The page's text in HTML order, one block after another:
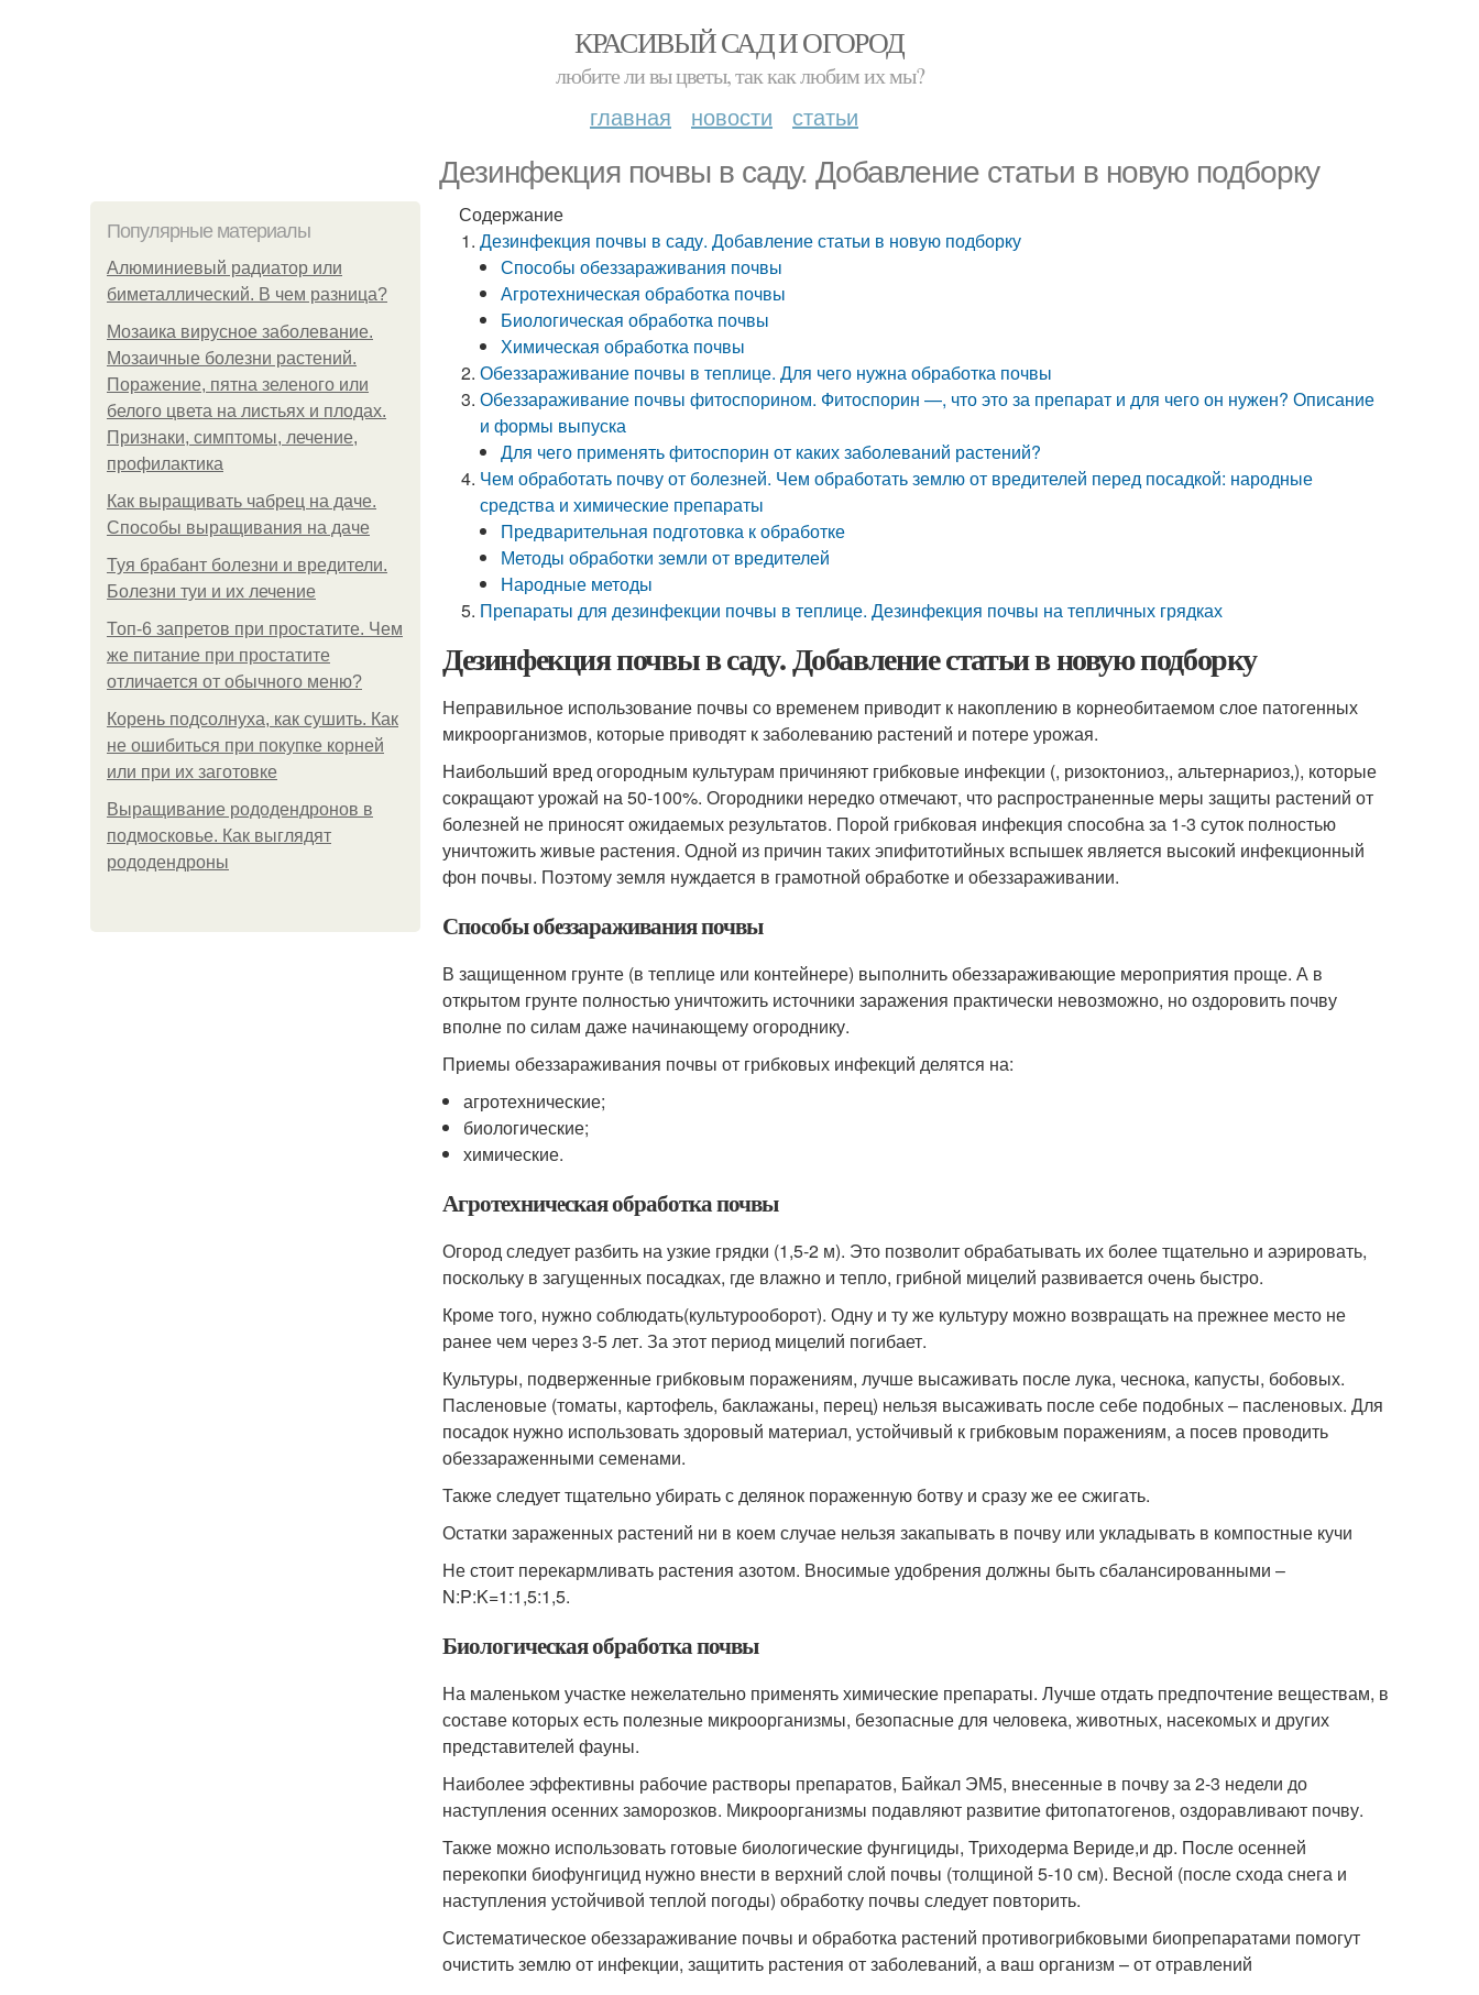
КРАСИВЫЙ САД И ОГОРОД
любите ли вы цветы, так как любим их мы?
главная новости статьи
Дезинфекция почвы в саду. Добавление статьи в новую подборку
Популярные материалы
Алюминиевый радиатор или
биметаллический. В чем разница?
Мозаика вирусное заболевание.
Мозаичные болезни растений.
Поражение, пятна зеленого или
белого цвета на листьях и плодах.
Признаки, симптомы, лечение,
профилактика
Как выращивать чабрец на даче.
Способы выращивания на даче
Туя брабант болезни и вредители.
Болезни туи и их лечение
Топ-6 запретов при простатите. Чем
же питание при простатите
отличается от обычного меню?
Корень подсолнуха, как сушить. Как
не ошибиться при покупке корней
или при их заготовке
Выращивание рододендронов в
подмосковье. Как выглядят
рододендроны
Содержание
Дезинфекция почвы в саду. Добавление статьи в новую подборку
Способы обеззараживания почвы
Агротехническая обработка почвы
Биологическая обработка почвы
Химическая обработка почвы
Обеззараживание почвы в теплице. Для чего нужна обработка почвы
Обеззараживание почвы фитоспорином. Фитоспорин —, что это за препарат и для чего он нужен? Описание
и формы выпуска
Для чего применять фитоспорин от каких заболеваний растений?
Чем обработать почву от болезней. Чем обработать землю от вредителей перед посадкой: народные
средства и химические препараты
Предварительная подготовка к обработке
Методы обработки земли от вредителей
Народные методы
Препараты для дезинфекции почвы в теплице. Дезинфекция почвы на тепличных грядках
Дезинфекция почвы в саду. Добавление статьи в новую подборку
Неправильное использование почвы со временем приводит к накоплению в корнеобитаемом слое патогенных
микроорганизмов, которые приводят к заболеванию растений и потере урожая.
Наибольший вред огородным культурам причиняют грибковые инфекции (, ризоктониоз,, альтернариоз,), которые
сокращают урожай на 50-100%. Огородники нередко отмечают, что распространенные меры защиты растений от
болезней не приносят ожидаемых результатов. Порой грибковая инфекция способна за 1-3 суток полностью
уничтожить живые растения. Одной из причин таких эпифитотийных вспышек является высокий инфекционный
фон почвы. Поэтому земля нуждается в грамотной обработке и обеззараживании.
Способы обеззараживания почвы
В защищенном грунте (в теплице или контейнере) выполнить обеззараживающие мероприятия проще. А в
открытом грунте полностью уничтожить источники заражения практически невозможно, но оздоровить почву
вполне по силам даже начинающему огороднику.
Приемы обеззараживания почвы от грибковых инфекций делятся на:
агротехнические;
биологические;
химические.
Агротехническая обработка почвы
Огород следует разбить на узкие грядки (1,5-2 м). Это позволит обрабатывать их более тщательно и аэрировать,
поскольку в загущенных посадках, где влажно и тепло, грибной мицелий развивается очень быстро.
Кроме того, нужно соблюдать(культурооборот). Одну и ту же культуру можно возвращать на прежнее место не
ранее чем через 3-5 лет. За этот период мицелий погибает.
Культуры, подверженные грибковым поражениям, лучше высаживать после лука, чеснока, капусты, бобовых.
Пасленовые (томаты, картофель, баклажаны, перец) нельзя высаживать после себе подобных – пасленовых. Для
посадок нужно использовать здоровый материал, устойчивый к грибковым поражениям, а посев проводить
обеззараженными семенами.
Также следует тщательно убирать с делянок пораженную ботву и сразу же ее сжигать.
Остатки зараженных растений ни в коем случае нельзя закапывать в почву или укладывать в компостные кучи
Не стоит перекармливать растения азотом. Вносимые удобрения должны быть сбалансированными –
N:P:K=1:1,5:1,5.
Биологическая обработка почвы
На маленьком участке нежелательно применять химические препараты. Лучше отдать предпочтение веществам, в
составе которых есть полезные микроорганизмы, безопасные для человека, животных, насекомых и других
представителей фауны.
Наиболее эффективны рабочие растворы препаратов, Байкал ЭМ5, внесенные в почву за 2-3 недели до
наступления осенних заморозков. Микроорганизмы подавляют развитие фитопатогенов, оздоравливают почву.
Также можно использовать готовые биологические фунгициды, Триходерма Вериде,и др. После осенней
перекопки биофунгицид нужно внести в верхний слой почвы (толщиной 5-10 см). Весной (после схода снега и
наступления устойчивой теплой погоды) обработку почвы следует повторить.
Систематическое обеззараживание почвы и обработка растений противогрибковыми биопрепаратами помогут
очистить землю от инфекции, защитить растения от заболеваний, а ваш организм – от отравлений